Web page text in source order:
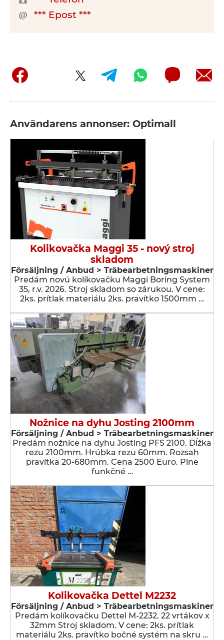
*** Epost ***
Användarens annonser: Optimall
Kolikovačka Maggi 35 - nový stroj
skladom
Försäljning / Anbud > Träbearbetningsmaskiner
Predám novú kolíkovačku Maggi Boring System
35, r.v. 2026. Stroj skladom so zárukou. V cene:
2ks. prítlak materiálu 2ks. pravítko 1500mm …
Nožnice na dyhu Josting 2100mm
Försäljning / Anbud > Träbearbetningsmaskiner
Predám nožnice na dyhu Josting PFS 2100. Dĺžka
rezu 2100mm. Hrúbka rezu 60mm. Rozsah
pravítka 20-680mm. Cena 2500 Euro. Plne
funkčné …
Kolikovačka Dettel M2232
Försäljning / Anbud > Träbearbetningsmaskiner
Predám kolíkovačku Dettel M-2232. 22 vrtákov x
32mm Stroj skladom. V cene: 2ks. prítlak
materiálu 2ks. pravítko bočné systém na skru …